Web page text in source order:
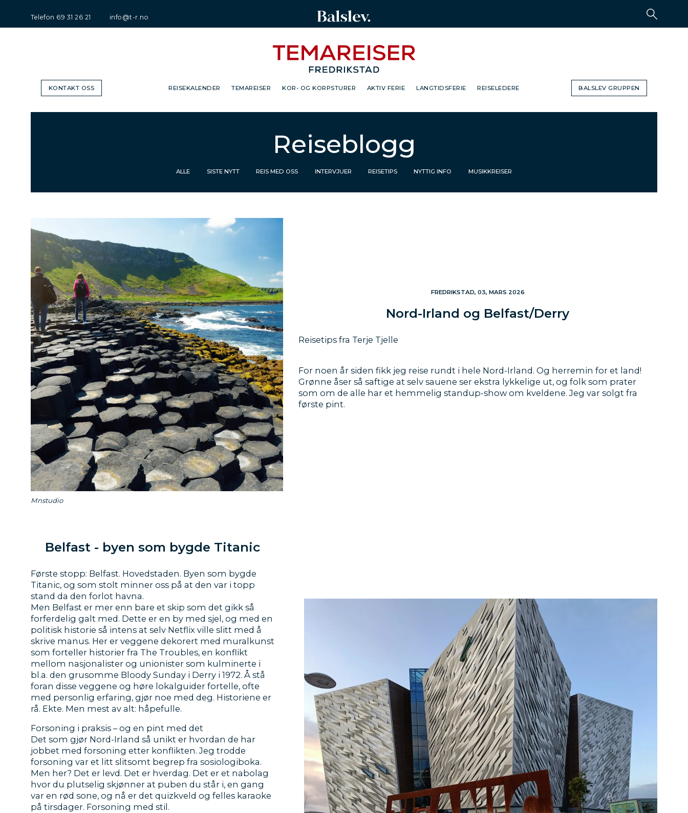
Telefon 69 31 26 21 info@t-r.no
KONTAKT OSS REISEKALENDER TEMAREISER KOR- OG KORPSTURER AKTIV FERIE LANGTIDSFERIE REISELEDERE BALSLEV GRUPPEN
Reiseblogg
ALLE SISTE NYTT REIS MED OSS INTERVJUER REISETIPS NYTTIG INFO MUSIKKREISER
Mnstudio
FREDRIKSTAD, 03, MARS 2026
Nord-Irland og Belfast/Derry
Reisetips fra Terje Tjelle
For noen år siden fikk jeg reise rundt i hele Nord-Irland. Og herremin for et land!
Grønne åser så saftige at selv sauene ser ekstra lykkelige ut, og folk som prater
som om de alle har et hemmelig standup-show om kveldene. Jeg var solgt fra
første pint.
Belfast - byen som bygde Titanic
Første stopp: Belfast. Hovedstaden. Byen som bygde
Titanic, og som stolt minner oss på at den var i topp
stand da den forlot havna.
Men Belfast er mer enn bare et skip som det gikk så
forferdelig galt med. Dette er en by med sjel, og med en
politisk historie så intens at selv Netflix ville slitt med å
skrive manus. Her er veggene dekorert med muralkunst
som forteller historier fra The Troubles, en konflikt
mellom nasjonalister og unionister som kulminerte i
bl.a. den grusomme Bloody Sunday i Derry i 1972. Å stå
foran disse veggene og høre lokalguider fortelle, ofte
med personlig erfaring, gjør noe med deg. Historiene er
rå. Ekte. Men mest av alt: håpefulle.
Forsoning i praksis – og en pint med det
Det som gjør Nord-Irland så unikt er hvordan de har
jobbet med forsoning etter konflikten. Jeg trodde
forsoning var et litt slitsomt begrep fra sosiologiboka.
Men her? Det er levd. Det er hverdag. Det er et nabolag
hvor du plutselig skjønner at puben du står i, en gang
var en rød sone, og nå er det quizkveld og felles karaoke
på tirsdager. Forsoning med stil.